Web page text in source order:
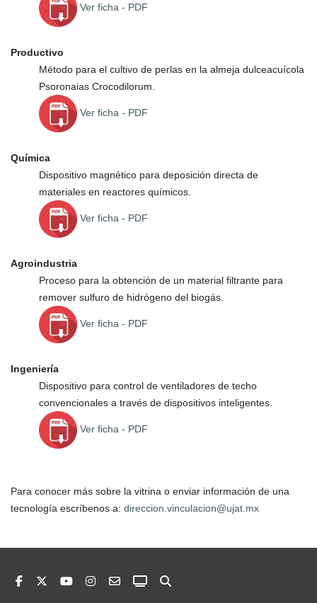
Ver ficha - PDF
Productivo
Método para el cultivo de perlas en la almeja dulceacuícola
Psoronaias Crocodilorum.
Ver ficha - PDF
Química
Dispositivo magnético para deposición directa de
materiales en reactores químicos.
Ver ficha - PDF
Agroindustria
Proceso para la obtención de un material filtrante para
remover sulfuro de hidrógeno del biogás.
Ver ficha - PDF
Ingeniería
Dispositivo para control de ventiladores de techo
convencionales a través de dispositivos inteligentes.
Ver ficha - PDF
Para conocer más sobre la vitrina o enviar información de una
tecnología escríbenos a: direccion.vinculacion@ujat.mx